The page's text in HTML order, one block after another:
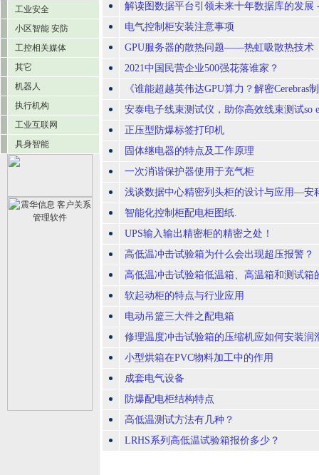
工业安全
小区智能 安防
工控相关媒体
其它
机器人
执行机构
工业互联网
具身智能
解读图数据平台引领未来十年数据库的发展
电气控制柜安装注意事项
GPU服务器的散热问题——热虹吸散热技术
2021中国民营企业500强花落谁家？
《谁能超越英伟达GPU算力？解密Cerebras
安泰电子线束测试仪，助你高效线束测试so
正压型防爆标签打印机
固体继电器的特点及工作原理
一次消谐保护器使用于充气柜
浅谈数据中心精密列头柜的设计与应用—安
智能化控制柜配电柜图纸.
UPS输入输出精密柜的精密之处！
高低温冲击试验箱为什么会出现超压报警？
高低温冲击试验箱低温箱、高温箱和测试箱
软起动柜的特点与行业应用
电动吊篮三大件之配电箱
修理温度冲击试验箱的压缩机应如何安装润
小型烘箱在PVC物料加工中的作用
成套电气设备
防爆配电柜结构特点
高低温测试方法有几种？
LRHS系列高低温试验箱报价多少？